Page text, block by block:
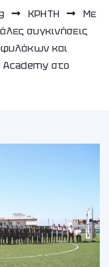
ΚΡΗΤΗ
Με
συγκινήσεις
και
Academy στο